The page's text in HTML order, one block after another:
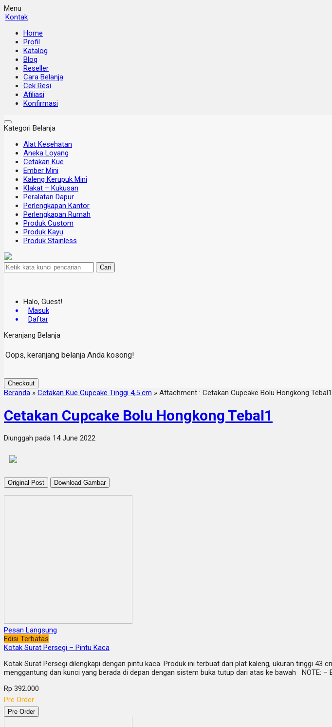
Menu
Kontak
Home
Profil
Katalog
Blog
Reseller
Cara Belanja
Cek Resi
Afiliasi
Konfirmasi
Kategori Belanja
Alat Kesehatan
Aneka Loyang
Cetakan Kue
Ember Mini
Kaleng Kerupuk Mini
Klakat – Kukusan
Peralatan Dapur
Perlengkapan Kantor
Perlengkapan Rumah
Produk Custom
Produk Kayu
Produk Stainless
Cari
Halo, Guest!
Masuk
Daftar
Keranjang Belanja
Oops, keranjang belanja Anda kosong!
Checkout
Beranda » Cetakan Kue Cupcake Tinggi 4,5 cm » Attachment : Cetakan Cupcake Bolu Hongkong Tebal1
Cetakan Cupcake Bolu Hongkong Tebal1
Diunggah pada 14 June 2022
Original Post Download Gambar
Pesan Langsung
Edisi Terbatas
Kotak Surat Persegi – Pintu Kaca
Kotak Surat Persegi dilengkapi dengan pintu kaca. Produk ini terbuat dari plat kaleng, ukuran tinggi 43
menggantung dan kunci yang berada di depan dengan sistem buka tutup dari atas ke bawah NOTE: –
Rp 392.000
Pre Order
Pre Order